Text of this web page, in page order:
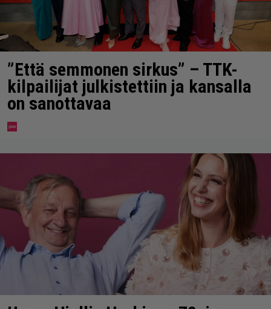
”Että semmonen sirkus” – TTK-
kilpailijat julkistettiin ja kansalla
on sanottavaa